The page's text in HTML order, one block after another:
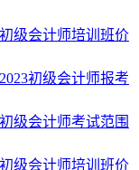
级会计师培训班价
初级会计师报考
级会计师考试范围
级会计师培训班价